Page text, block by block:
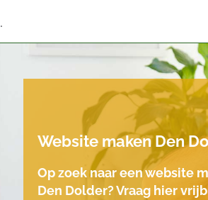
.
Website maken Den
Op zoek naar een website
Den Dolder? Vraag hier